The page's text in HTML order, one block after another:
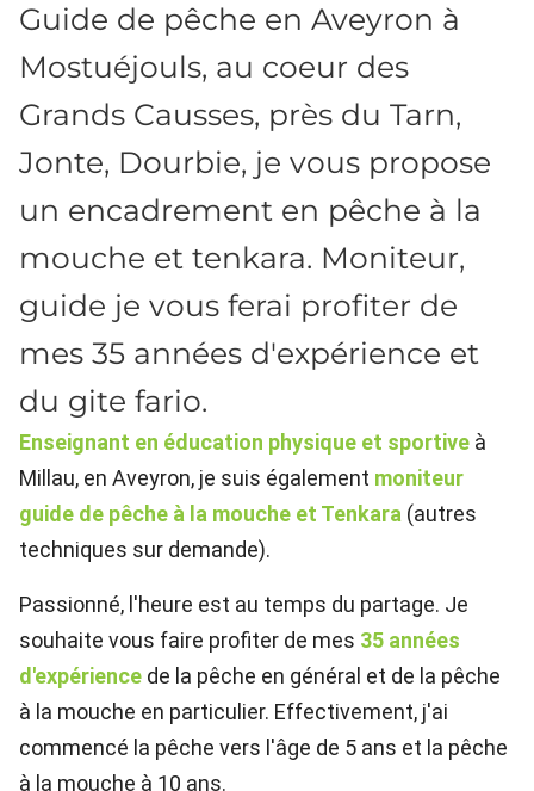
Guide de pêche en Aveyron à
Mostuéjouls, au coeur des
Grands Causses, près du Tarn,
Jonte, Dourbie, je vous propose
un encadrement en pêche à la
mouche et tenkara. Moniteur,
guide je vous ferai profiter de
mes 35 années d'expérience et
du gite fario.
Enseignant en éducation physique et sportive à
Millau, en Aveyron, je suis également moniteur
guide de pêche à la mouche et Tenkara (autres
techniques sur demande).
Passionné, l'heure est au temps du partage. Je
souhaite vous faire profiter de mes 35 années
d'expérience de la pêche en général et de la pêche
à la mouche en particulier. Effectivement, j'ai
commencé la pêche vers l'âge de 5 ans et la pêche
à la mouche à 10 ans.